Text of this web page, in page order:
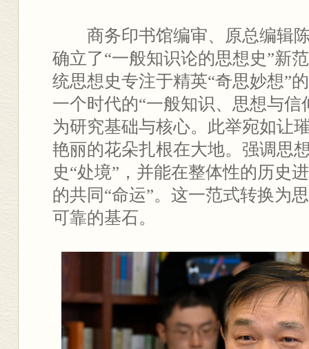
商务印书馆编审、原总编辑
确立了“一般知识论的思想史”新
统思想史专注于精英“奇思妙想”
一个时代的“一般知识、思想与信
为研究基础与核心。此举宛如让
艳丽的花朵扎根在大地。强调思
史“处境”，并能在整体性的历史
的共同“命运”。这一范式转换为
可靠的基石。